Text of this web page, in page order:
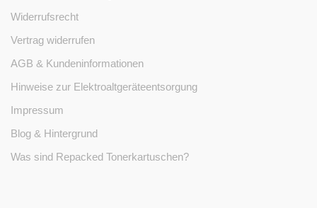
Widerrufsrecht
Vertrag widerrufen
AGB & Kundeninformationen
Hinweise zur Elektroaltgeräteentsorgung
Impressum
Blog & Hintergrund
Was sind Repacked Tonerkartuschen?